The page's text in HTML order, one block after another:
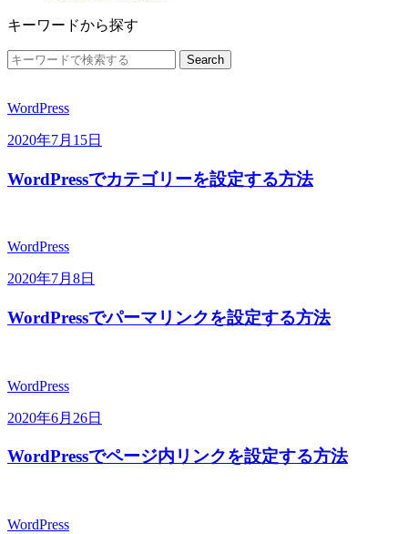
キーワードから探す
WordPress
2020年7月15日
WordPressでカテゴリーを設定する方法
WordPress
2020年7月8日
WordPressでパーマリンクを設定する方法
WordPress
2020年6月26日
WordPressでページ内リンクを設定する方法
WordPress